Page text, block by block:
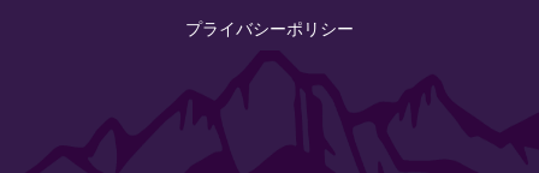
プライバシーポリシー